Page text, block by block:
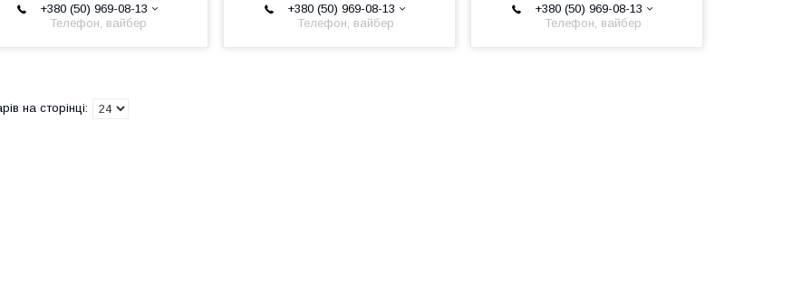
+380 (50) 969-08-13
Телефон, вайбер
+380 (50) 969-08-13
Телефон, вайбер
+380 (50) 969-08-13
Телефон, вайбер